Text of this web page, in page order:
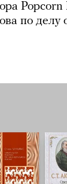
Popcorn
по делу